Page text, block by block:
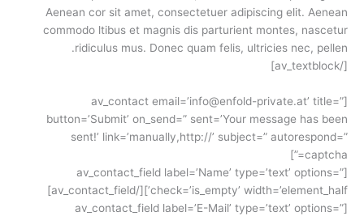
Aenean cor sit amet, consectetuer adipiscing elit. Aenean
commodo ltibus et magnis dis parturient montes, nascetur
ridiculus mus. Donec quam felis, ultricies nec, pellen.
[/av_textblock]
[av_contact email=’info@enfold-private.at’ title=”
button=’Submit’ on_send=” sent=’Your message has been
sent!’ link=’manually,http://’ subject=” autorespond=”
captcha=”]
[av_contact_field label=’Name’ type=’text’ options=”
check=’is_empty’ width=’element_half’][/av_contact_field]
[av_contact_field label=’E-Mail’ type=’text’ options=”